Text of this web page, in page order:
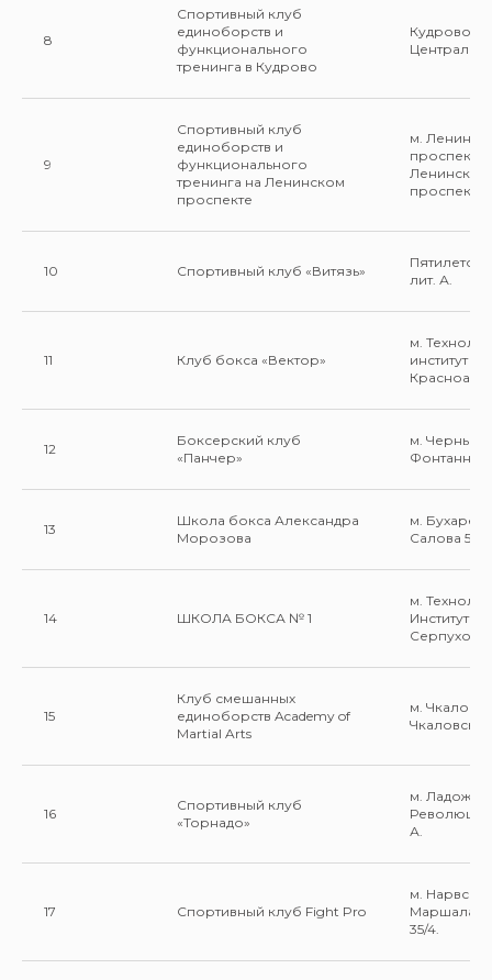
8
Спортивный клуб
единоборств и
функционального
тренинга в Кудрово
Кудрово,
9
Спортивный клуб
единоборств и
функционального
тренинга на Ленинском
проспекте
м.
проспект
Ленинский
проспект
10 Спортивный клуб «Витязь»
Пятилеток
лит. А.
11 Клуб бокса «Вектор»
м.
институт
12
Боксерский клуб
«Панчер»
м.
Фонтанная
13
Школа бокса Александра
Морозова
м.
Салова 52.
14 ШКОЛА БОКСА № 1
м.
Институт ул.
15
Клуб смешанных
единоборств Academy of
Martial Arts
м.
Чкаловский
16
Спортивный клуб
«Торнадо»
м.
Революции
А.
17 Спортивный клуб Fight Pro
м.
Маршала
35/4.